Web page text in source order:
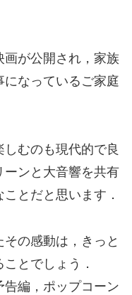
画が公開され，家族
なっているご家庭
むのも現代的で良
ーンと大音響を共有
とだと思います．
の感動は，きっと
とでしょう．
編，ポップコーン